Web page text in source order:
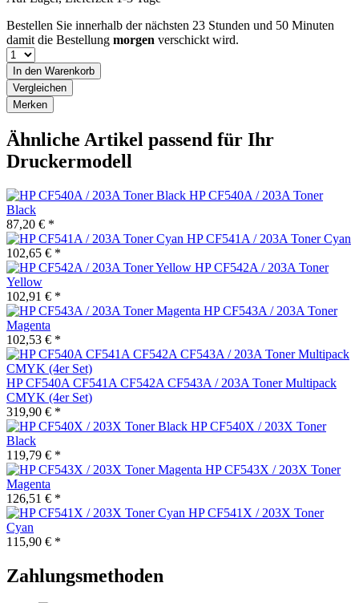
Bestellen Sie innerhalb der nächsten 23 Stunden und 50 Minuten
damit die Bestellung morgen verschickt wird.
In den Warenkorb
Vergleichen
Merken
Ähnliche Artikel passend für Ihr
Druckermodell
HP CF540A / 203A Toner
Black
87,20 € *
HP CF541A / 203A Toner Cyan
102,65 € *
HP CF542A / 203A Toner
Yellow
102,91 € *
HP CF543A / 203A Toner
Magenta
102,53 € *
HP CF540A CF541A CF542A CF543A / 203A Toner Multipack
CMYK (4er Set)
319,90 € *
HP CF540X / 203X Toner
Black
119,79 € *
HP CF543X / 203X Toner
Magenta
126,51 € *
HP CF541X / 203X Toner
Cyan
115,90 € *
Zahlungsmethoden